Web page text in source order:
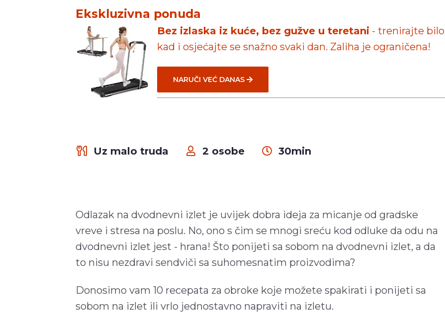
Ekskluzivna ponuda
Bez izlaska iz kuće, bez gužve u teretani - trenirajte bilo
kad i osjećajte se snažno svaki dan. Zaliha je ograničena!
NARUČI VEĆ DANAS
Uz malo truda 2 osobe 30min
Odlazak na dvodnevni izlet je uvijek dobra ideja za micanje od gradske
vreve i stresa na poslu. No, ono s čim se mnogi sreću kod odluke da odu na
dvodnevni izlet jest - hrana! Što ponijeti sa sobom na dvodnevni izlet, a da
to nisu nezdravi sendviči sa suhomesnatim proizvodima?
Donosimo vam 10 recepata za obroke koje možete spakirati i ponijeti sa
sobom na izlet ili vrlo jednostavno napraviti na izletu.